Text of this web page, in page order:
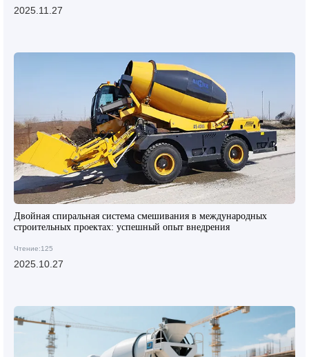
2025.11.27
Двойная спиральная система смешивания в международных
строительных проектах: успешный опыт внедрения
Чтение:125
2025.10.27